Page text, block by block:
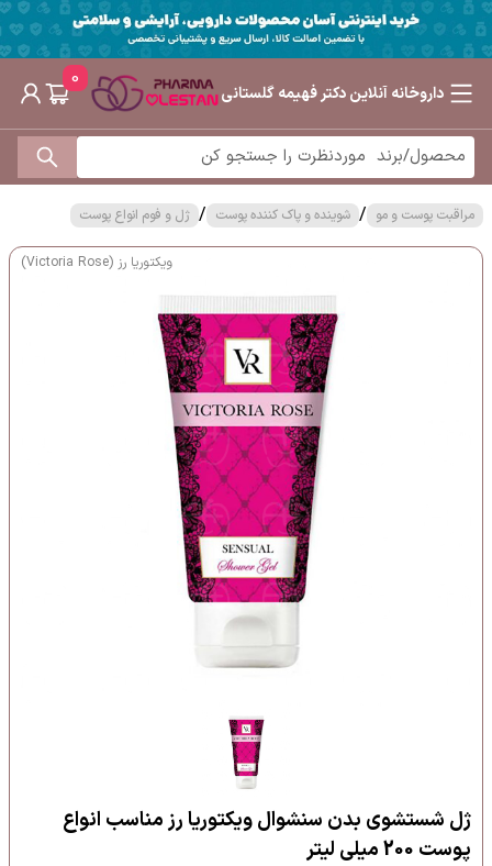
داروخانه آنلاین دکتر فهیمه گلستانی
0
مراقبت پوست و مو / شوینده و پاک کننده پوست / ژل و فوم انواع پوست
ویکتوریا رز (Victoria Rose)
ژل شستشوی بدن سنشوال ویکتوریا رز مناسب انواع
پوست 200 میلی لیتر